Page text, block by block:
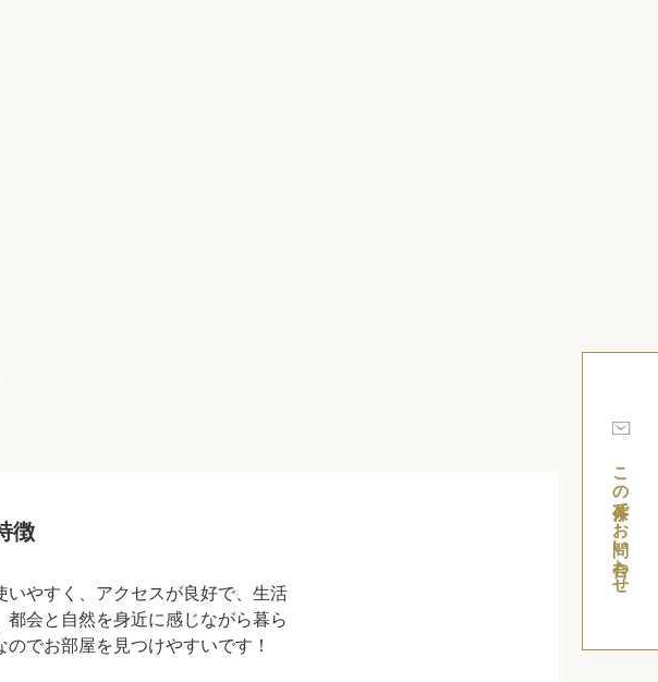
徴
やすく、アクセスが良好で、生活
会と自然を身近に感じながら暮ら
でお部屋を見つけやすいです！
この条件でお問い合わせ